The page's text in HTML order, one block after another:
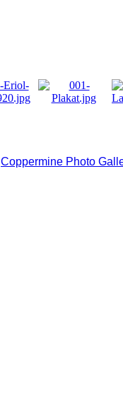
Coppermine Photo